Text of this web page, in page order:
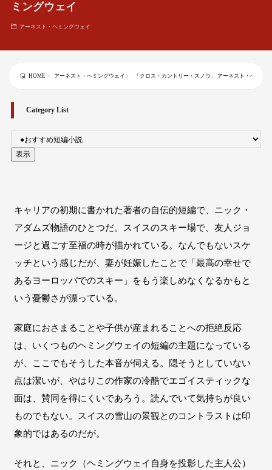
ミングウェイ
アーネスト・ヘミングウェイ
HOME アーネスト・ヘミングウェイ 「クロス・カントリー・スノウ」 アーネスト・ヘミン
Category List
キャリアの初期に書かれた著者の自伝的短編で、ニック・
アダムズ物語のひとつだ。スイスのスキー場で、友人ジョ
ージと過ごす至福の時が描かれている。なんでもないスケ
ッチという感じだが、妻が妊娠したことで「最高の幸せで
あるヨーロッパでのスキー」をもう楽しめなくなるかもと
いう憂鬱さが漂っている。
家庭におさまることや子供が産まれることへの拒絶反応
は、いくつものヘミングウェイの短編の主題になっている
が、ここでもそうした本音が伺える。隠そうとしていない
点は潔いが、やはりこの作家の冷酷でエゴイスティックな
面は、賛同を得にくいであろう。読んでいて気持ちが良い
ものでもない。スイスの雪山の景観とのコントラストは印
象的ではあるのだが。
それと、ニック（ヘミングウェイ自身を投影した主人公）